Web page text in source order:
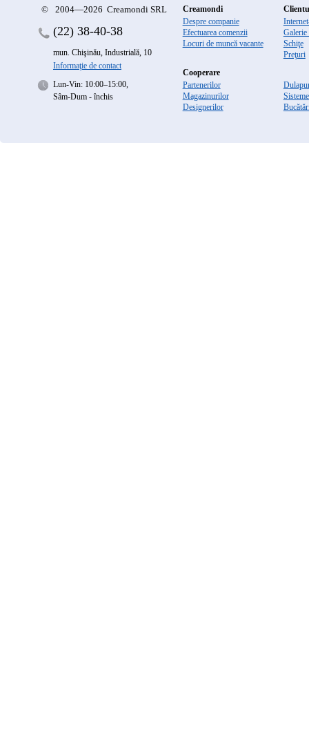
© 2004—2026 Creamondi SRL
(22) 38-40-38
mun. Chişinău, Industrială, 10
Informaţie de contact
Lun-Vin: 10:00–15:00,
Sâm-Dum - închis
Creamondi
Despre companie
Efectuarea comenzii
Locuri de muncă vacante
Schiţe
Preţuri
Cooperare
Partenerilor
Magazinurilor
Designerilor